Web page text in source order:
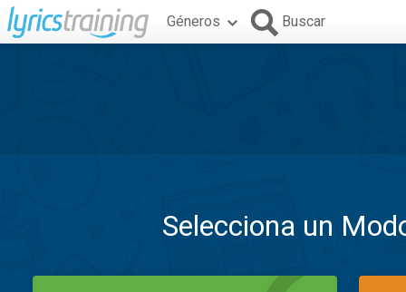
Géneros Buscar
Selecciona un